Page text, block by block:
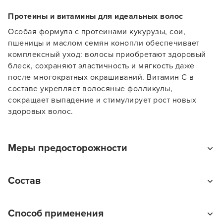
Протеины и витамины для идеальных волос
Особая формула с протеинами кукурузы, сои,
пшеницы и маслом семян конопли обеспечивает
комплексный уход: волосы приобретают здоровый
блеск, сохраняют эластичность и мягкость даже
после многократных окрашиваний. Витамин С в
составе укрепляет волосяные фолликулы,
сокращает выпадение и стимулирует рост новых
здоровых волос.
Меры предосторожности
промыть большим количеством воды.
Состав
Alcohol, Cetearethe-25, Cocamide MEA, Ammonia,
Способ применения
Заяц–робот
В новом приложении RedHare Market для Android
смотреть товары и оформлять заказы — удобнее и
УСТАНОВИТЬ ИЗ GOOGLE PLAY